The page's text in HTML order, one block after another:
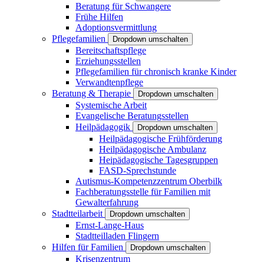
Beratung für Schwangere
Frühe Hilfen
Adoptionsvermittlung
Pflegefamilien
Dropdown umschalten
Bereitschaftspflege
Erziehungsstellen
Pflegefamilien für chronisch kranke Kinder
Verwandtenpflege
Beratung & Therapie
Dropdown umschalten
Systemische Arbeit
Evangelische Beratungsstellen
Heilpädagogik
Dropdown umschalten
Heilpädagogische Frühförderung
Heilpädagogische Ambulanz
Heipädagogische Tagesgruppen
FASD-Sprechstunde
Autismus-Kompetenzzentrum Oberbilk
Fachberatungsstelle für Familien mit
Gewalterfahrung
Stadtteilarbeit
Dropdown umschalten
Ernst-Lange-Haus
Stadtteilladen Flingern
Hilfen für Familien
Dropdown umschalten
Krisenzentrum